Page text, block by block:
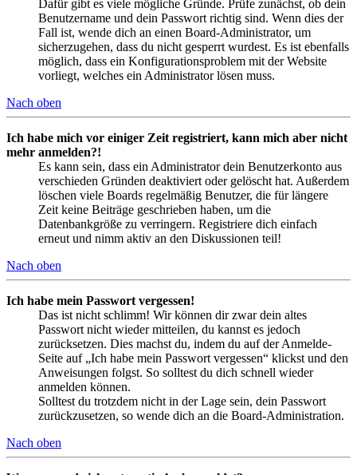
Dafür gibt es viele mögliche Gründe. Prüfe zunächst, ob dein
Benutzername und dein Passwort richtig sind. Wenn dies der
Fall ist, wende dich an einen Board-Administrator, um
sicherzugehen, dass du nicht gesperrt wurdest. Es ist ebenfalls
möglich, dass ein Konfigurationsproblem mit der Website
vorliegt, welches ein Administrator lösen muss.
Nach oben
Ich habe mich vor einiger Zeit registriert, kann mich aber nicht
mehr anmelden?!
Es kann sein, dass ein Administrator dein Benutzerkonto aus
verschieden Gründen deaktiviert oder gelöscht hat. Außerdem
löschen viele Boards regelmäßig Benutzer, die für längere
Zeit keine Beiträge geschrieben haben, um die
Datenbankgröße zu verringern. Registriere dich einfach
erneut und nimm aktiv an den Diskussionen teil!
Nach oben
Ich habe mein Passwort vergessen!
Das ist nicht schlimm! Wir können dir zwar dein altes
Passwort nicht wieder mitteilen, du kannst es jedoch
zurücksetzen. Dies machst du, indem du auf der Anmelde-
Seite auf „Ich habe mein Passwort vergessen“ klickst und den
Anweisungen folgst. So solltest du dich schnell wieder
anmelden können.
Solltest du trotzdem nicht in der Lage sein, dein Passwort
zurückzusetzen, so wende dich an die Board-Administration.
Nach oben